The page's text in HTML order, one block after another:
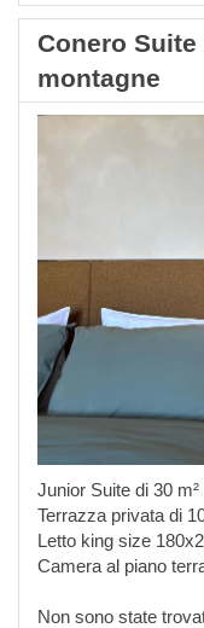
Conero
montagne
Junior Suite di 30 m²
Terrazza privata di
Letto king size
Camera al piano
Non sono state